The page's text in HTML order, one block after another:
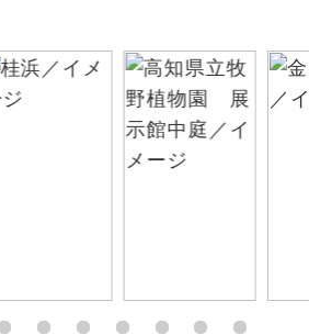
温泉地にも宿泊するコースです。
ご宿泊ホテルに露天風呂が付いていま
お部屋にてゆっくりとお召し上がりいた